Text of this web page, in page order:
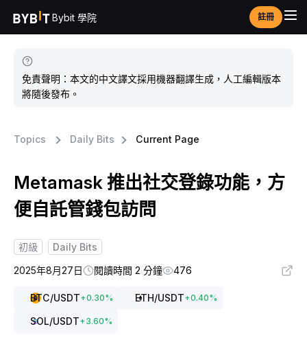
Bybit 學院 註冊
免責聲明：本文的中文譯文採用機器翻譯生成，人工編輯版本
將隨後發布。
Topics Daily Bits Current Page
Metamask 推出社交登錄功能，方
便自託管錢包訪問
初級
Daily Bits
2025年8月27日
閱讀時間 2 分鐘 476
BTC/USDT+0.30% ETH/USDT+0.40%
SOL/USDT+3.60%